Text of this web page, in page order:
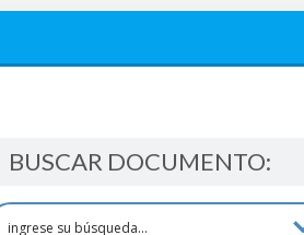
BUSCAR DOCUMENTO: